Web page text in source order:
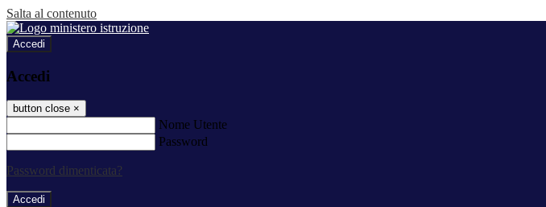
Salta al contenuto
Accedi
Accedi
button close ×
Nome Utente
Password
Password dimenticata?